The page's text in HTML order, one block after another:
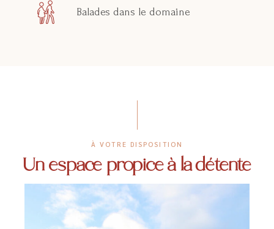
Balades dans le domaine
À VOTRE DISPOSITION
Un espace propice à la détente